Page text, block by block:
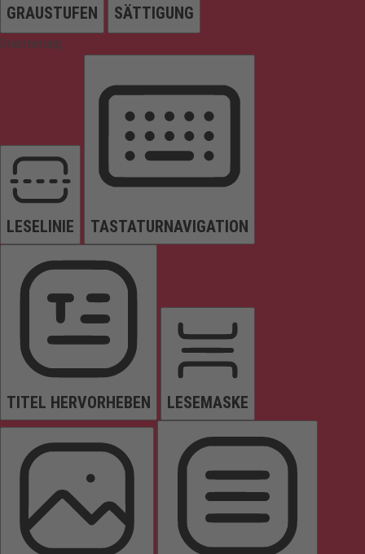
GRAUSTUFEN SÄTTIGUNG
Orientierung
LESELINIE TASTATURNAVIGATION
TITEL HERVORHEBEN LESEMASKE